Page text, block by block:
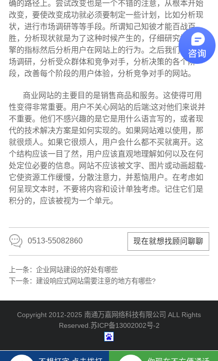
确的路径上。尝试改变也是一个不错的注意，从根本开始
改变，要使改变成功就必须要制定一些计划，比如分析现
状，进行市场调研等等手段。所谓知己知彼才能百战百
胜，分析现状就是为了这种时候产生的，仔细研究搜索引
擎的指标然后分析用户在网站上的行为。之后我们进行市
场调研，分析受众群体和竞争对手，分析决策的各个阶
段，改善每个阶段的用户体验，分析竞争对手的网站。
商业网站的主要目的是销售商品和服务。这使得可用
性变得非常重要。用户不关心网站的后端;这对他们来说并
不重要。他们不感兴趣的是它是用什么语言写的，或者现
代的技术解决方案是如何实现的。如果网站难以使用，那
就很烦人。如果它很烦人，用户会什么都不买就离开。这
个结构应该一目了然，用户应该直观地理解如何以及在何
处定位必要的信息。网站不应该被文字、图片或动画超载-
它使资源工作缓慢，分散注意力，并惹恼用户。在考虑如
何呈现文本时，不要将内容和设计单独考虑。记住它们是
积分的，应该被视为一个单元。
0513-55082860 现在就想找顾问聊聊
上一条： 企业网站建设的好处有哪些
下一条： 建设响应式网站需要注意的地方有哪些?
Copyright 2012-2025 南通万嘉网络科技有限公司 ALL Rights
Reserved. 苏ICP备13002002号-2